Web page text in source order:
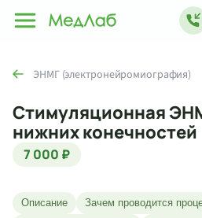
ЭНМГ (электронейромиография)
Стимуляционная
нижних конечностей
7 000 ₽
Описание
Зачем проводится